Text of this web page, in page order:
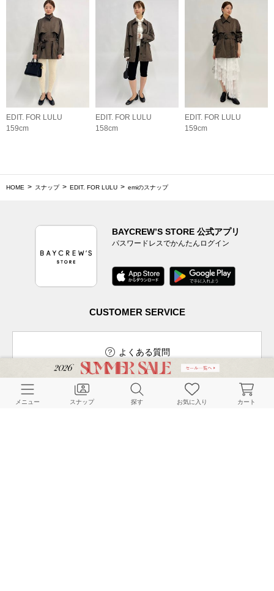
EDIT. FOR LULU
159cm
EDIT. FOR LULU
158cm
EDIT. FOR LULU
159cm
HOME スナップ EDIT. FOR LULU emiのスナップ
BAYCREW’S STORE 公式アプリ
パスワードレスでかんたんログイン
CUSTOMER SERVICE
よくある質問
メニュー スナップ 探す お気に入り カート